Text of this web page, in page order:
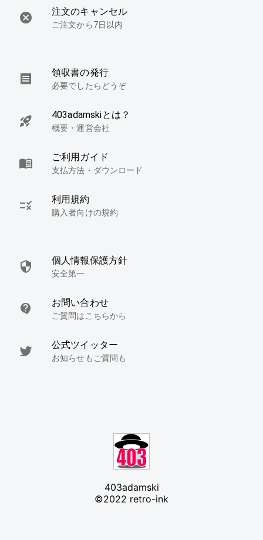
注文のキャンセル
ご注文から7日以内
領収書の発行
必要でしたらどうぞ
403adamskiとは？
概要・運営会社
ご利用ガイド
支払方法・ダウンロード
利用規約
購入者向けの規約
個人情報保護方針
安全第一
お問い合わせ
ご質問はこちらから
公式ツイッター
お知らせもご質問も
403adamski
©2022 retro-ink